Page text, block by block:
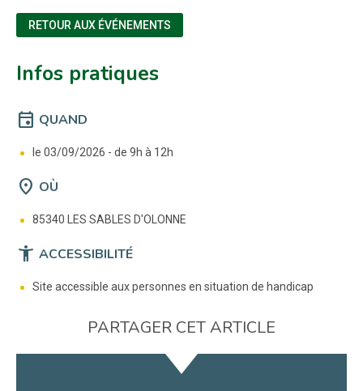
RETOUR AUX ÉVÉNEMENTS
Infos pratiques
event QUAND
le 03/09/2026 - de 9h à 12h
location_on OÙ
85340 LES SABLES D'OLONNE
accessibility_new ACCESSIBILITÉ
Site accessible aux personnes en situation de handicap
PARTAGER CET ARTICLE